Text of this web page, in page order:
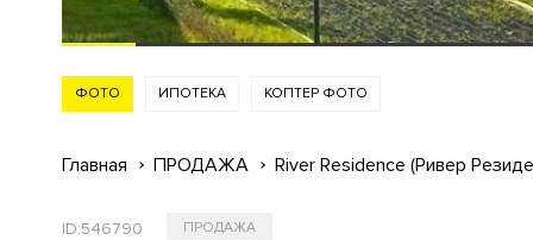
ФОТО ИПОТЕКА КОПТЕР ФОТО
Главная ПРОДАЖА River Residence (Ривер
ID:546790 ПРОДАЖА